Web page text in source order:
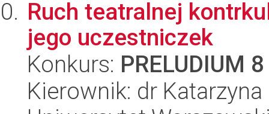
Ruch teatralnej
jego uczestniczek
Konkurs: PRELUDIUM 8
Kierownik: dr Katarzyna